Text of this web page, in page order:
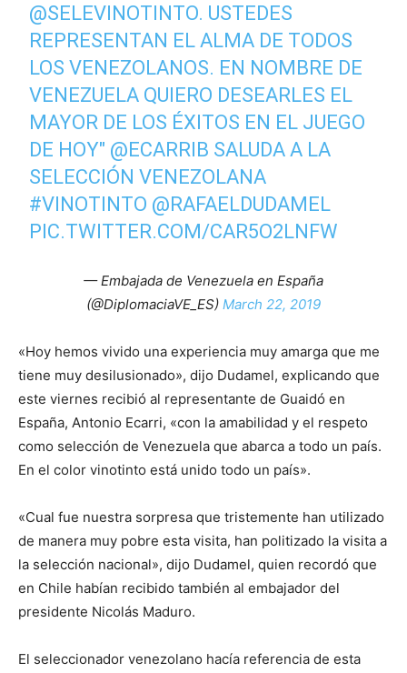
@SELEVINOTINTO. USTEDES
REPRESENTAN EL ALMA DE TODOS
LOS VENEZOLANOS. EN NOMBRE DE
VENEZUELA QUIERO DESEARLES EL
MAYOR DE LOS ÉXITOS EN EL JUEGO
DE HOY" @ECARRIB SALUDA A LA
SELECCIÓN VENEZOLANA
#VINOTINTO @RAFAELDUDAMEL
PIC.TWITTER.COM/CAR5O2LNFW
— Embajada de Venezuela en España
(@DiplomaciaVE_ES) March 22, 2019
«Hoy hemos vivido una experiencia muy amarga que me
tiene muy desilusionado», dijo Dudamel, explicando que
este viernes recibió al representante de Guaidó en
España, Antonio Ecarri, «con la amabilidad y el respeto
como selección de Venezuela que abarca a todo un país.
En el color vinotinto está unido todo un país».
«Cual fue nuestra sorpresa que tristemente han utilizado
de manera muy pobre esta visita, han politizado la visita a
la selección nacional», dijo Dudamel, quien recordó que
en Chile habían recibido también al embajador del
presidente Nicolás Maduro.
El seleccionador venezolano hacía referencia de esta